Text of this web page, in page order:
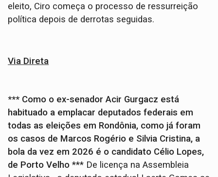
eleito, Ciro começa o processo de ressurreição
política depois de derrotas seguidas.
Via Direta
*** Como o ex-senador Acir Gurgacz está
habituado a emplacar deputados federais em
todas as eleições em Rondônia, como já foram
os casos de Marcos Rogério e Silvia Cristina, a
bola da vez em 2026 é o candidato Célio Lopes,
de Porto Velho*** De licença na Assembleia